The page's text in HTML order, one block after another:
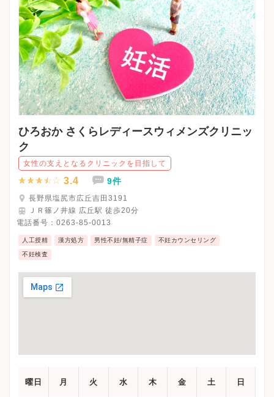
ますか？
A：しています。
Q：受付に飛散防止用アクリル板やシートを設置されていますか？
ひろおか さくらレディースウィメンズクリニッ
ク
女性の支えとなるクリニックを目指して
3.4 9件
長野県塩尻市広丘吉田3191
ＪＲ篠ノ井線 広丘駅 徒歩20分
電話番号： 0263-85-0013
人工授精 漢方処方 男性不妊/無精子症 不妊カウンセリング
不妊検査
曜日 月 火 水 木 金 土 日